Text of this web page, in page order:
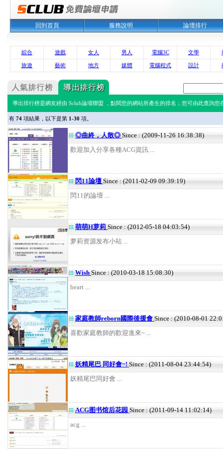
回到首頁 服務說明 論壇排行
綜合 遊戲 女人 男人 電腦3C 文學
旅遊 藝術 地方 媒體 電腦程式 設計
導出排行榜是網友經由 Sclub論壇聯盟 ，點閱您的網站所產生的排名；您可由此查詢您
有 74 項結果，以下是第 1-30 項。
◎曲終，人散◎ Since : (2009-11-26 16:38:38)
歡迎加入分享各種ACG資訊 ...
閃11論壇 Since : (2011-02-09 09:39:19)
閃11的論壇 ...
萌萌H萝莉 Since : (2012-05-18 04:03:54)
萝莉资源发布小站 ...
Wish Since : (2010-03-18 15:08:30)
heart ...
家庭教師reborn國際後援會 Since : (2010-08-01
喜歡家庭教師的歡迎進來~ ...
妖精尾巴 同好會~! Since : (2011-08-04 23:44:54)
妖精尾巴同好會 ...
ACG图书馆后花园 Since : (2011-09-14 11:02:14)
acg ...